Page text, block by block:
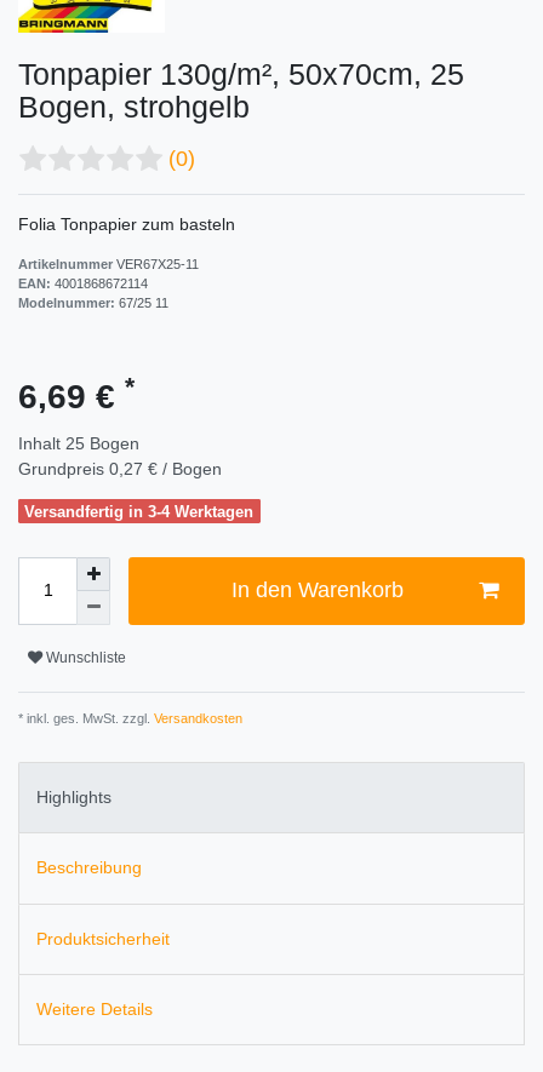
Tonpapier 130g/m², 50x70cm, 25
Bogen, strohgelb
(0)
Folia Tonpapier zum basteln
Artikelnummer VER67X25-11
EAN: 4001868672114
Modelnummer: 67/25 11
6,69 € *
Inhalt 25 Bogen
Grundpreis 0,27 € / Bogen
Versandfertig in 3-4 Werktagen
In den Warenkorb
Wunschliste
* inkl. ges. MwSt. zzgl. Versandkosten
Highlights
Beschreibung
Produktsicherheit
Weitere Details